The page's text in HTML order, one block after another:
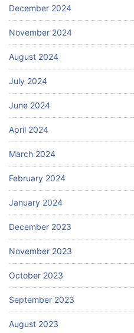
December 2024
November 2024
August 2024
July 2024
June 2024
April 2024
March 2024
February 2024
January 2024
December 2023
November 2023
October 2023
September 2023
August 2023